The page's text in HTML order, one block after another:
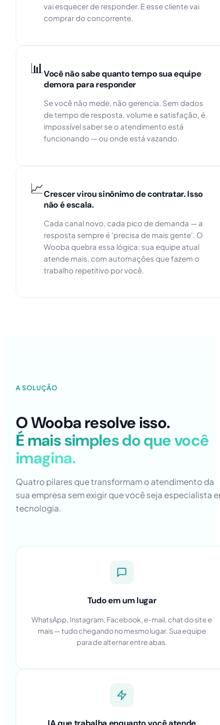
vai esquecer de responder. E esse cliente vai
comprar do concorrente.
📊 Você não sabe quanto tempo sua equipe
demora para responder
Se você não mede, não gerencia. Sem dados
de tempo de resposta, volume e satisfação, é
impossível saber se o atendimento está
funcionando — ou onde está vazando.
📈Crescer virou sinônimo de contratar. Isso
não é escala.
Cada canal novo, cada pico de demanda — a
resposta sempre é 'precisa de mais gente'. O
Wooba quebra essa lógica: sua equipe atual
atende mais, com automações que fazem o
trabalho repetitivo por você.
A SOLUÇÃO
O Wooba resolve isso.
É mais simples do que você
imagina.
Quatro pilares que transformam o atendimento da
sua empresa sem exigir que você seja especialista
tecnologia.
Tudo em um lugar
WhatsApp, Instagram, Facebook, e-mail, chat do site e
mais — tudo chegando no mesmo lugar. Sua equipe
para de alternar entre abas.